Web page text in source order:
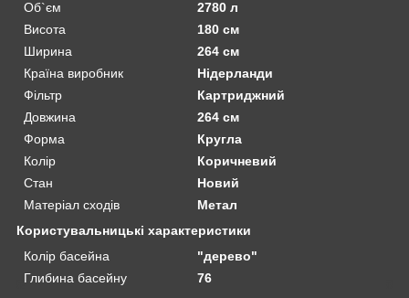
Об`єм
2780 л
Висота
180 см
Ширина
264 см
Країна виробник
Нідерланди
Фільтр
Картриджний
Довжина
264 см
Форма
Кругла
Колір
Коричневий
Стан
Новий
Матеріал сходів
Метал
Користувальницькі характеристики
Колір басейна
"дерево"
Глибина басейну
76